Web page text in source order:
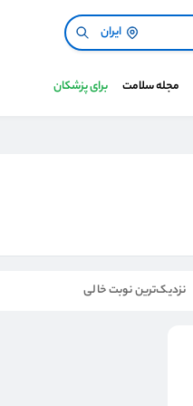
ایران
مجله سلامت برای پزشکان
نزدیک‌ترین نوبت خالی